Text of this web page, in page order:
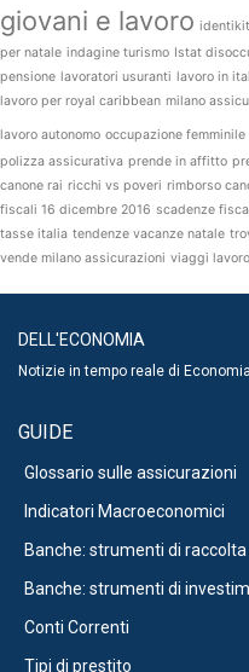
giovani e lavoro
per natale indagine turismo Istat
pensione lavoratori usuranti lavoro in
lavoro per royal caribbean milano
lavoro autonomo occupazione femminile
polizza assicurativa prende in affitto
canone rai ricchi vs poveri rimborso
fiscali 16 dicembre 2016 scadenze
tasse italia tendenze vacanze natale
vende milano assicurazioni viaggi
DELL'ECONOMIA
Notizie in tempo reale di
GUIDE
Glossario sulle assicurazioni
Indicatori Macroeconomici
Banche: strumenti di
Banche: strumenti di
Conti Correnti
Tipi di prestito